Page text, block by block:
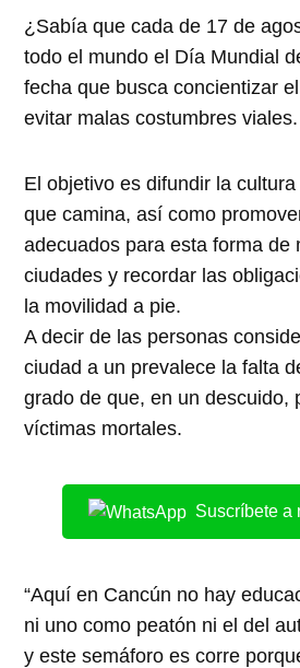
¿Sabía que cada de 17 de
todo el mundo el Día Mundial
fecha que busca concientizar
evitar malas costumbres viales.
El objetivo es difundir la
que camina, así como
adecuados para esta forma de
ciudades y recordar las
la movilidad a pie.
A decir de las personas
ciudad a un prevalece la falta
grado de que, en un descuido,
víctimas mortales.
Suscríbete a
“Aquí en Cancún no hay
ni uno como peatón ni el del
y este semáforo es corre